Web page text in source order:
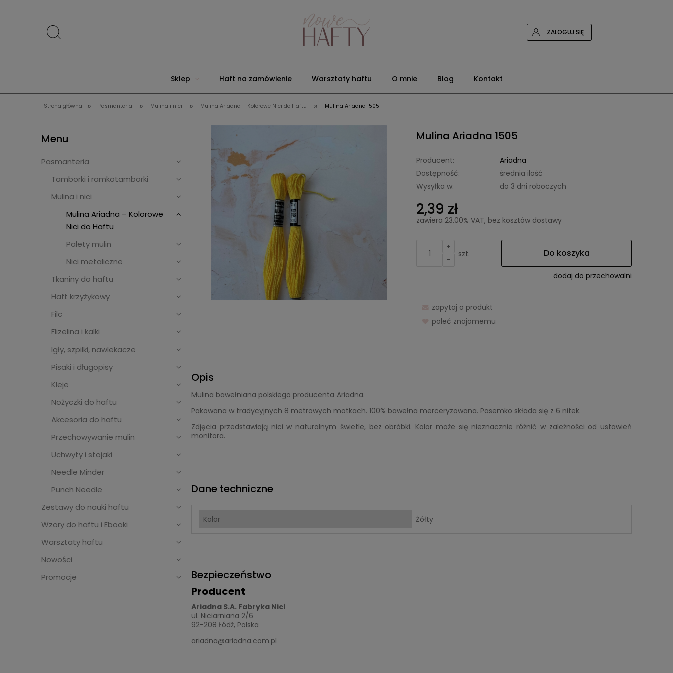
ZALOGUJ SIĘ
Sklep Haft na zamówienie Warsztaty haftu O mnie Blog Kontakt
Strona główna » Pasmanteria » Mulina i nici » Mulina Ariadna – Kolorowe Nici do Haftu » Mulina Ariadna 1505
Menu
Pasmanteria
Tamborki i ramkotamborki
Mulina i nici
Mulina Ariadna – Kolorowe
Nici do Haftu
Palety mulin
Nici metaliczne
Tkaniny do haftu
Haft krzyżykowy
Filc
Flizelina i kalki
Igły, szpilki, nawlekacze
Pisaki i długopisy
Kleje
Nożyczki do haftu
Akcesoria do haftu
Przechowywanie mulin
Uchwyty i stojaki
Needle Minder
Punch Needle
Zestawy do nauki haftu
Wzory do haftu i Ebooki
Warsztaty haftu
Nowości
Promocje
Mulina Ariadna 1505
Producent:
Ariadna
Dostępność:
średnia ilość
Wysyłka w:
do 3 dni roboczych
2,39 zł
zawiera 23.00% VAT, bez kosztów dostawy
+
-
szt. Do koszyka
dodaj do przechowalni
zapytaj o produkt
poleć znajomemu
Opis
Mulina bawełniana polskiego producenta Ariadna.
Pakowana w tradycyjnych 8 metrowych motkach. 100% bawełna merceryzowana. Pasemko składa się z 6 nitek.
Zdjęcia przedstawiają nici w naturalnym świetle, bez obróbki. Kolor może się nieznacznie różnić w zależności od ustawień
monitora.
Dane techniczne
Kolor Żółty
Bezpieczeństwo
Producent
Ariadna S.A. Fabryka Nici
ul. Niciarniana 2/6
92-208 Łódź, Polska
ariadna@ariadna.com.pl